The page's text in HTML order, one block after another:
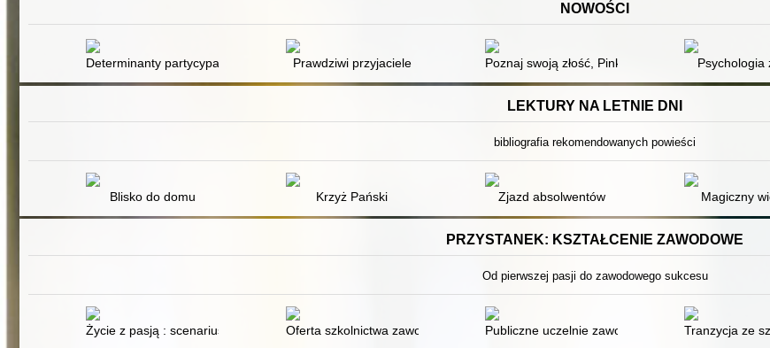
NOWOŚCI
Determinanty partycypacji wyborczej młodych Polaków
Prawdziwi przyjaciele Poznaj swoją złość, Pinku! : książka o złości i
Psychologia
LEKTURY NA LETNIE DNI
bibliografia rekomendowanych powieści
Blisko do domu Krzyż Pański Zjazd absolwentów Magiczny
PRZYSTANEK: KSZTAŁCENIE ZAWODOWE
Od pierwszej pasji do zawodowego sukcesu
Życie z pasją : scenariusz edukacyjny dla młodzieży na temat rozwoju osobistego i zawodowego
Oferta szkolnictwa zawodowego w kontekście wyborów edukacyjno-zawodowych
Publiczne uczelnie zawodowe szansą naTranzycja ze